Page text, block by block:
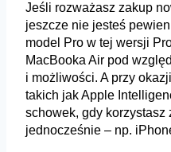
Jeśli rozważasz zakup
jeszcze nie jesteś
model Pro w tej wersji
MacBooka Air pod
i możliwości. A przy
takich jak Apple
schowek, gdy korzystasz
jednocześnie – np.